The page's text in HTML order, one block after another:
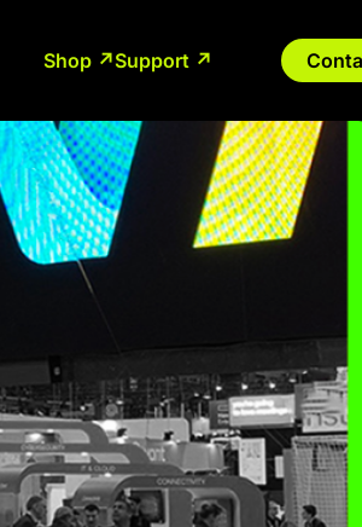
Shop ↗Support ↗